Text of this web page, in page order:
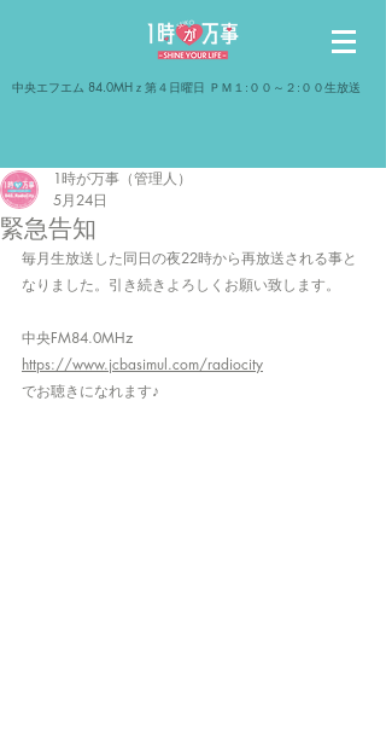
​中央エフエム 84.0MHｚ第４日曜日 ＰＭ１:００～２:００生放送
緊急告知
1時が万事（管理人）
5月24日
毎月生放送した同日の夜22時から再放送される事と
なりました。引き続きよろしくお願い致します。​
中央FM84.0MHz
https://www.jcbasimul.com/radiocity
でお聴きになれます♪